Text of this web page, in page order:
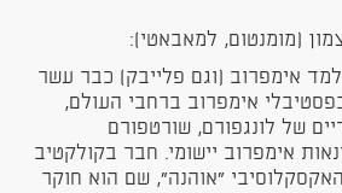
(מומנטום, למאבאטי):
מאז 2007, מלמד אימפרוב (וגם פלייבק) כבר עשר
אימפרוב ברחבי העולם,
של לונגפורם, שורטפורם
אימפרוב יישומי. חבר בקולקטיב
"אוהנה", שם הוא חוקר